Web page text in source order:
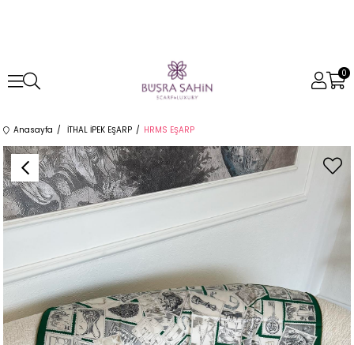
0
Anasayfa İTHAL İPEK EŞARP HRMS EŞARP